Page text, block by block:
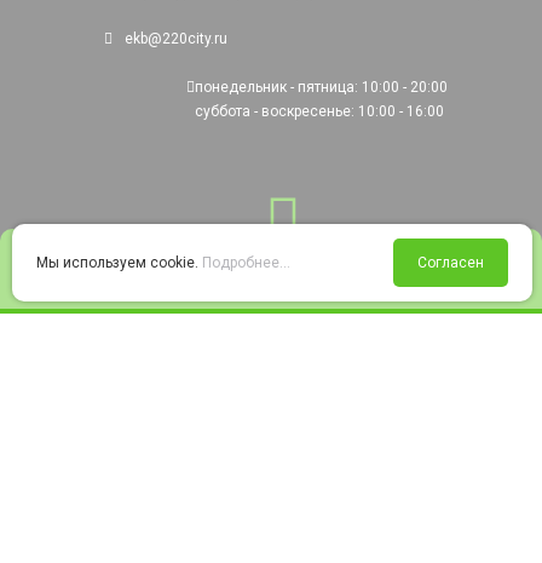
Войти Избранное Корзина
ekb@220city.ru
понедельник - пятница: 10:00 - 20:00
суббота - воскресенье: 10:00 - 16:00
Мы используем cookie. Подробнее... Согласен